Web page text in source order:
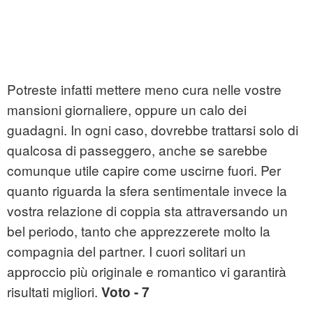
Potreste infatti mettere meno cura nelle vostre
mansioni giornaliere, oppure un calo dei
guadagni. In ogni caso, dovrebbe trattarsi solo di
qualcosa di passeggero, anche se sarebbe
comunque utile capire come uscirne fuori. Per
quanto riguarda la sfera sentimentale invece la
vostra relazione di coppia sta attraversando un
bel periodo, tanto che apprezzerete molto la
compagnia del partner. I cuori solitari un
approccio più originale e romantico vi garantirà
risultati migliori. Voto - 7